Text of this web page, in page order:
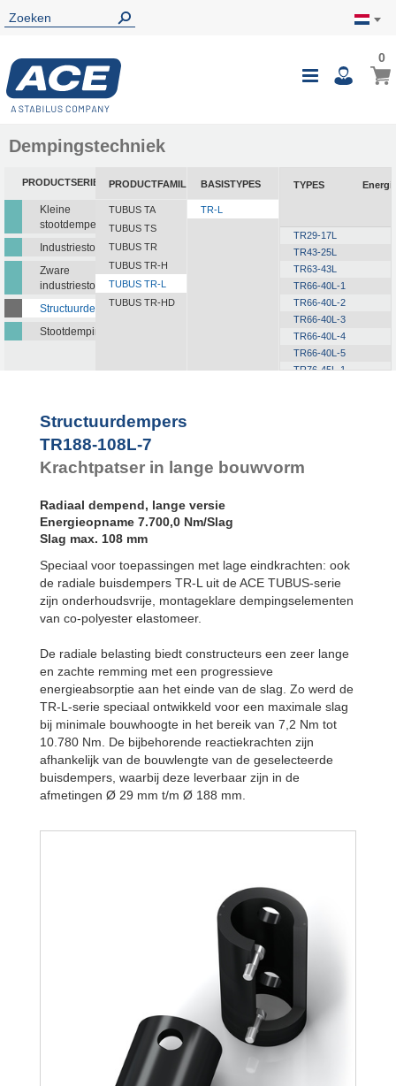
Toggle
00
Dempingstechniek
PRODUCTSERIE
Kleine
stootdempers
Industriestootdempers
Zware
industriestootdempers
Structuurdempers
Stootdempingsmatten
PRODUCTFAMILIE
TUBUS TA
TUBUS TS
TUBUS TR
TUBUS TR-H
TUBUS TR-L
TUBUS TR-HD
BASISTYPES
TR-L
TYPES
TR29-17L
TR43-25L
TR63-43L
TR66-40L-1
TR66-40L-2
TR66-40L-3
TR66-40L-4
TR66-40L-5
TR76-45L-1
TR83-48L-2
TR99-60L-3
TR99-60L-4
TR99-60L-5
TR143-86L-1
TR143-86L-3
TR143-86L-4
TR143-86L-5
TR143-86L-6
TR143-86L-7
Structuurdempers
TR188-108L-7
Krachtpatser in lange bouwvorm
Radiaal dempend, lange versie
Energieopname 7.700,0 Nm/Slag
Slag max. 108 mm
Speciaal voor toepassingen met lage eindkrachten: ook
de radiale buisdempers TR-L uit de ACE TUBUS-serie
zijn onderhoudsvrije, montageklare dempingselementen
van co-polyester elastomeer.
De radiale belasting biedt constructeurs een zeer lange
en zachte remming met een progressieve
energieabsorptie aan het einde van de slag. Zo werd de
TR-L-serie speciaal ontwikkeld voor een maximale slag
bij minimale bouwhoogte in het bereik van 7,2 Nm tot
10.780 Nm. De bijbehorende reactiekrachten zijn
afhankelijk van de bouwlengte van de geselecteerde
buisdempers, waarbij deze leverbaar zijn in de
afmetingen Ø 29 mm t/m Ø 188 mm.